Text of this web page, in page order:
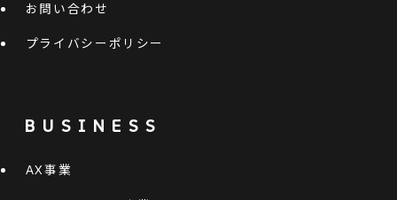
お問い合わせ
プライバシーポリシー
BUSINESS
AX事業